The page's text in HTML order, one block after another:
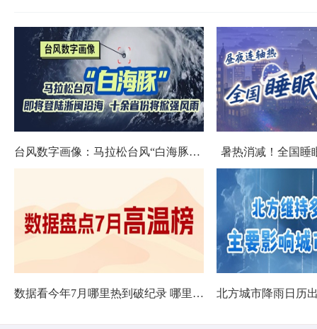
台风数字画像：马拉松台风“白海豚”将影响十余省份 暑热消减！全国睡
数据看今年7月哪里热到破纪录 哪里暑热连轴转